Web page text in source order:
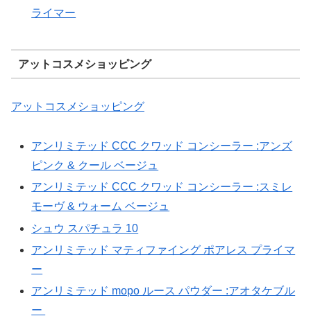
ライマー
アットコスメショッピング
アットコスメショッピング
アンリミテッド CCC クワッド コンシーラー :アンズ
ピンク & クール ベージュ
アンリミテッド CCC クワッド コンシーラー :スミレ
モーヴ & ウォーム ベージュ
シュウ スパチュラ 10
アンリミテッド マティファイング ポアレス プライマ
ー
アンリミテッド mopo ルース パウダー :アオタケブル
ー